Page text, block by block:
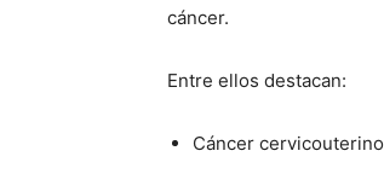
cáncer.
Entre ellos destacan:
Cáncer cervicouterino